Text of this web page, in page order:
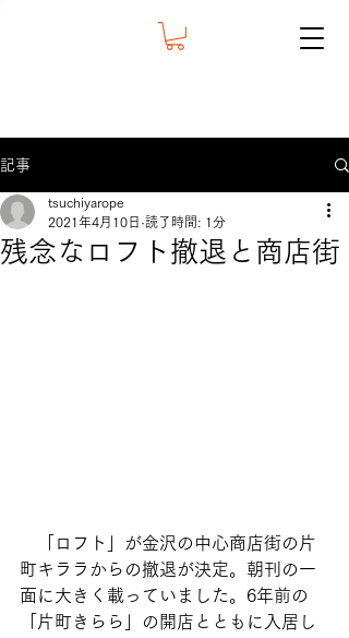
記事
残念なロフト撤退と商店街
tsuchiyarope
2021年4月10日 読了時間: 1分
「ロフト」が金沢の中心商店街の片
町キララからの撤退が決定。朝刊の一
面に大きく載っていました。6年前の
「片町きらら」の開店とともに入居し